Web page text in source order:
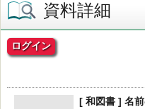
資料詳細
ログイン
[ 和図書 ] 名